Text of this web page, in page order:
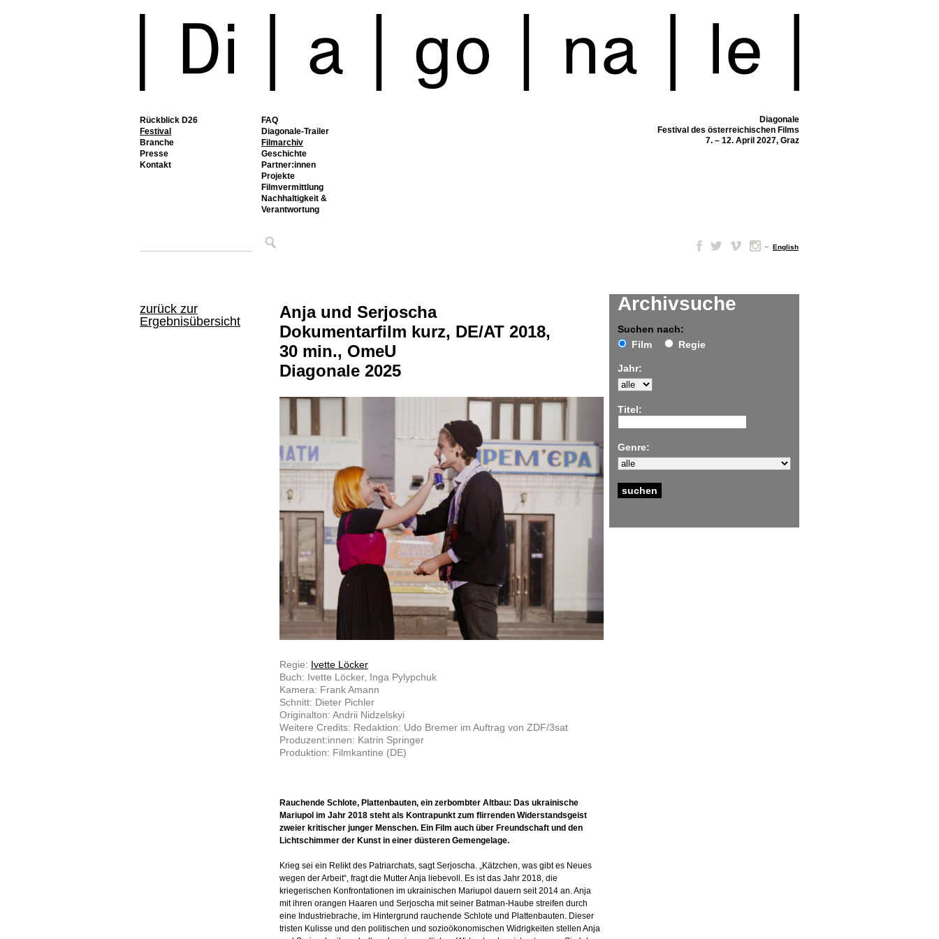
Rückblick D26
Festival
FAQ
Diagonale-Trailer
Filmarchiv
Geschichte
Partner:innen
Projekte
Filmvermittlung
Nachhaltigkeit &
Verantwortung
Branche
Presse
Kontakt
Diagonale
Festival des österreichischen Films
7. – 12. April 2027, Graz
– English
zurück zur
Ergebnisübersicht
Archivsuche
Suchen nach:
Film
Regie
Jahr:
Titel:
Genre:
Anja und Serjoscha
Dokumentarfilm kurz, DE/AT 2018,
30 min., OmeU
Diagonale 2025
Regie: Ivette Löcker
Buch: Ivette Löcker, Inga Pylypchuk
Kamera: Frank Amann
Schnitt: Dieter Pichler
Originalton: Andrii Nidzelskyi
Weitere Credits: Redaktion: Udo Bremer im Auftrag von ZDF/3sat
Produzent:innen: Katrin Springer
Produktion: Filmkantine (DE)
Rauchende Schlote, Plattenbauten, ein zerbombter Altbau: Das ukrainische
Mariupol im Jahr 2018 steht als Kontrapunkt zum flirrenden Widerstandsgeist
zweier kritischer junger Menschen. Ein Film auch über Freundschaft und den
Lichtschimmer der Kunst in einer düsteren Gemengelage.
Krieg sei ein Relikt des Patriarchats, sagt Serjoscha. „Kätzchen, was gibt es Neues
wegen der Arbeit“, fragt die Mutter Anja liebevoll. Es ist das Jahr 2018, die
kriegerischen Konfrontationen im ukrainischen Mariupol dauern seit 2014 an. Anja
mit ihren orangen Haaren und Serjoscha mit seiner Batman-Haube streifen durch
eine Industriebrache, im Hintergrund rauchende Schlote und Plattenbauten. Dieser
tristen Kulisse und den politischen und sozioökonomischen Widrigkeiten stellen Anja